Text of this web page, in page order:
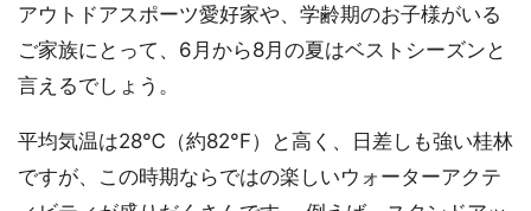
アウトドアスポーツ愛好家や、学齢期のお子様がいる
ご家族にとって、6月から8月の夏はベストシーズンと
言えるでしょう。
平均気温は28℃（約82°F）と高く、日差しも強い桂林
ですが、この時期ならではの楽しいウォーターアクテ